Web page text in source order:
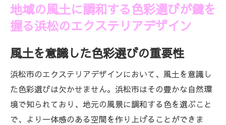
地域の風土に調和する色彩選びが鍵を
握る浜松のエクステリアデザイン
風土を意識した色彩選びの重要性
浜松市のエクステリアデザインにおいて、風土を意識し
た色彩選びは欠かせません。浜松市はその豊かな自然環
境で知られており、地元の風景に調和する色を選ぶこと
で、より一体感のある空間を作り上げることができま